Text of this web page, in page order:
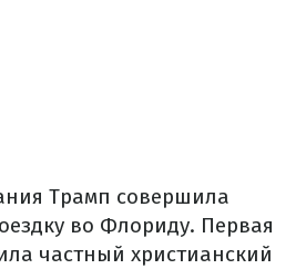
Трамп совершила
во Флориду. Первая
частный христианский